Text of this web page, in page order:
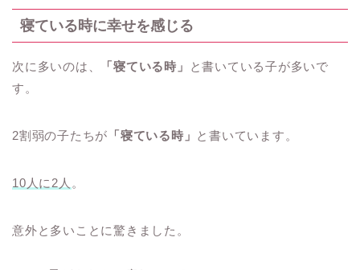
寝ている時に幸せを感じる
次に多いのは、 「寝ている時」
と書いている子が多いで
す。
2割弱の子たちが 「寝ている時」 と書いています。
10人に2人 。
意外と多いことに驚きました。